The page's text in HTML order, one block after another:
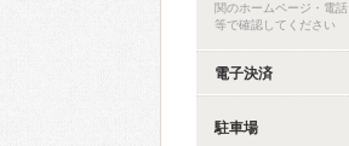
関のホームページ・電話
等で確認してください
電子決済
駐車場